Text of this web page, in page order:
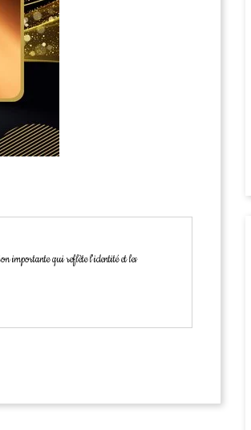
importante qui reflète l'identité et les